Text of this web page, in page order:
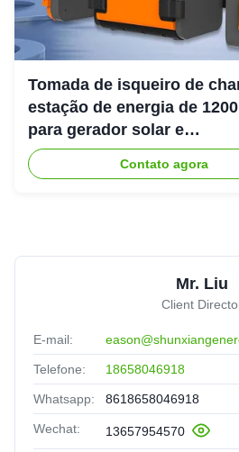
Tomada de isqueiro de
estação de energia de
para gerador solar e
armazenamento de energia
Contato agora
Mr. Liu
Client
E-mail:
Telefone: 18658046918
Whatsapp: 8618658046918
Wechat: 13657954570